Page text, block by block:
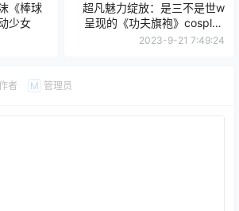
《棒球
少女
超凡魅力绽放：是三不是世w
呈现的《功夫旗袍》cosplay
作品引人入胜！
2023-9-21 7:49:24
者 M 管理员